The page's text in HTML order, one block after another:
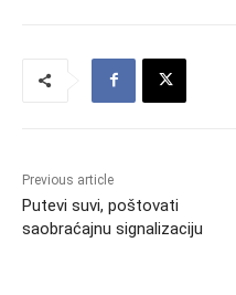
Previous article
Putevi suvi, poštovati
saobraćajnu signalizaciju